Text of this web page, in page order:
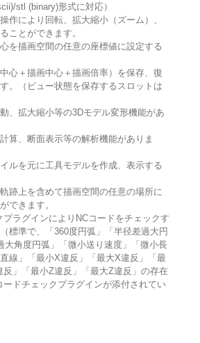
stl (binary)形式に対応）
作により回転、拡大縮小（ズーム）、
ことができます。
を描画空間の任意の座標値に設定する
心＋描画中心＋描画倍率）を保存、復
。（ビュー状態を保存するスロットは
、拡大縮小等の3Dモデル変形機能があ
算、断面表示等の解析機能がありま
ルを元に工具モデルを作成、表示する
跡上を含めて描画空間の任意の場所に
できます。
プラグインによりNCコードをチェックす
標準で、「360度円弧」「半径差過大円
大角度円弧」「微小送り速度」「微小長
線」「最小X違反」「最大X違反」「最
」「最小Z違反」「最大Z違反」の存在
ードチェックプラグインが添付されてい